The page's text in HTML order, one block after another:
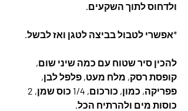
ולדחוס לתוך השקעים.
*אפשרי לטבול בביצה לטגן ואז לבשל.
להכין סיר שטוח עם כמה שיני שום,
קופסת רסק, מלח מעט, פלפל לבן,
כוסות מים ולהרתיח הכל.